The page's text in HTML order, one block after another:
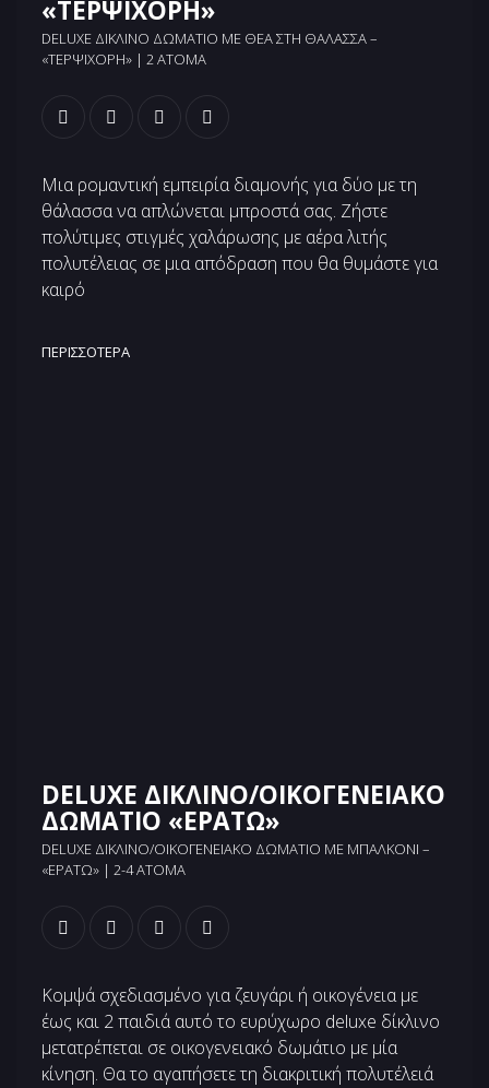
«ΤΕΡΨΙΧΟΡΗ»
DELUXE ΔΊΚΛΙΝΟ ΔΩΜΆΤΙΟ ΜΕ ΘΕΆ ΣΤΗ ΘΆΛΑΣΣΑ –
«ΤΕΡΨΙΧΌΡΗ» | 2 ΆΤΟΜΑ
Μια ρομαντική εμπειρία διαμονής για δύο με τη
θάλασσα να απλώνεται μπροστά σας. Ζήστε
πολύτιμες στιγμές χαλάρωσης με αέρα λιτής
πολυτέλειας σε μια απόδραση που θα θυμάστε για
καιρό
ΠΕΡΙΣΣΌΤΕΡΑ
DELUXE ΔΙΚΛΙΝΟ/ΟΙΚΟΓΕΝΕΙΑΚΟ
ΔΩΜΑΤΙΟ «ΕΡΑΤΩ»
DELUXE ΔΊΚΛΙΝΟ/ΟΙΚΟΓΕΝΕΙΑΚΌ ΔΩΜΆΤΙΟ ΜΕ ΜΠΑΛΚΌΝΙ –
«ΕΡΑΤΏ» | 2-4 ΆΤΟΜΑ
Κομψά σχεδιασμένο για ζευγάρι ή οικογένεια με
έως και 2 παιδιά αυτό το ευρύχωρο deluxe δίκλινο
μετατρέπεται σε οικογενειακό δωμάτιο με μία
κίνηση. Θα το αγαπήσετε τη διακριτική πολυτέλειά